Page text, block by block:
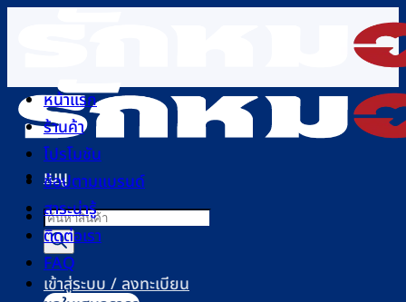
เนื้อหา
เมนู
Products
search
เข้าสู่ระบบ / ลงทะเบียน
หน้าแรก
ร้านค้า
โปรโมชัน
ช้อปตามแบรนด์
สาระน่ารู้
ติดต่อเรา
FAQ